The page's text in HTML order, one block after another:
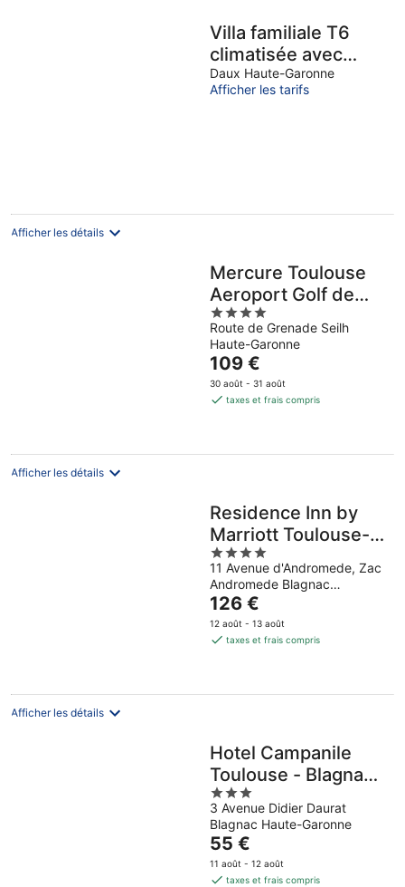
Villa familiale T6
climatisée avec
piscine, jardin, salle
fitness équipée
Daux Haute-Garonne
Afficher les tarifs
Afficher les détails
Mercure Toulouse
Aeroport Golf de
Seilh
4
out
of
5
Route de Grenade Seilh
Haute-Garonne
Le
prix
est
par
109 €
30 août - 31 août
taxes et frais compris
Afficher les détails
Residence Inn by
Marriott Toulouse-
Blagnac
4
out
of
5
11 Avenue d'Andromede, Zac
Andromede Blagnac
Occitanie
Le
prix
est
par
126 €
12 août - 13 août
taxes et frais compris
Afficher les détails
Hotel Campanile
Toulouse - Blagnac
Aéroport
3
out
of
5
3 Avenue Didier Daurat
Blagnac Haute-Garonne
Le
prix
est
55 €
11 août - 12 août
taxes et frais compris